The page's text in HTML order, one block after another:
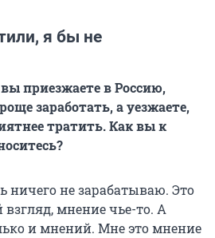
я бы не
приезжаете в Россию,
заработать, а уезжаете,
тратить. Как вы к
ничего не зарабатываю. Это
взгляд, мнение чье-то. А
и мнений. Мне это мнение